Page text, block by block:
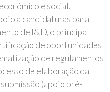
e social.
a candidaturas para
de I&D, o principal
de oportunidades
de regulamentos
de elaboração da
(apoio pré-